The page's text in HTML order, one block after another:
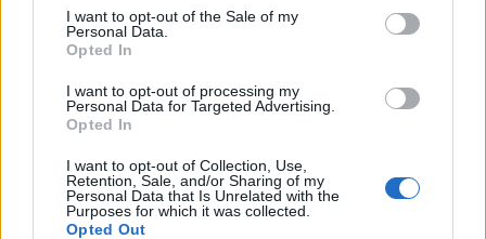
consent section.
I want to opt-out of the Sale of my
Personal Data.
Opted In
I want to opt-out of processing my
Personal Data for Targeted Advertising.
Opted In
I want to opt-out of Collection, Use,
Retention, Sale, and/or Sharing of my
Personal Data that Is Unrelated with the
Purposes for which it was collected.
Opted Out
Continua a leggere
NERD NEWS